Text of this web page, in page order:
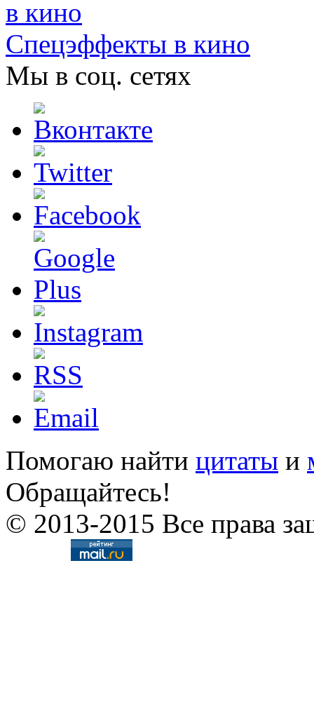
Спецэффекты в кино
Мы в соц. сетях
Помогаю найти цитаты и
Обращайтесь!
© 2013-2015 Все права